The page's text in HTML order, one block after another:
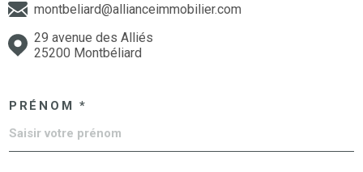
montbeliard@allianceimmobilier.com
29 avenue des Alliés
25200 Montbéliard
PRÉNOM *